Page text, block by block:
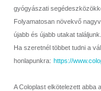
gyógyászati
Folyamatosan növekvő
újabb és újabb utakat találjunk.
Ha szeretnél többet tudni a
honlapunkra: https://
A Coloplast elkötelezett abba